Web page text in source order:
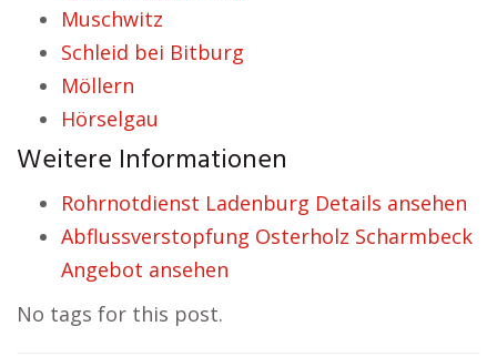
Muschwitz
Schleid bei Bitburg
Möllern
Hörselgau
Weitere Informationen
Rohrnotdienst Ladenburg Details ansehen
Abflussverstopfung Osterholz Scharmbeck
Angebot ansehen
No tags for this post.